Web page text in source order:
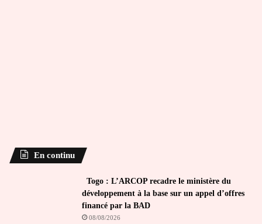
En continu
Togo : L’ARCOP recadre le ministère du
développement à la base sur un appel d’offres
financé par la BAD
08/08/2026